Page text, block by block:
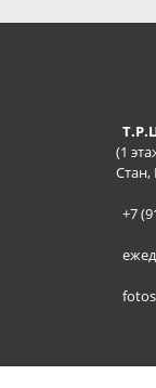
(1
Стан,
+7